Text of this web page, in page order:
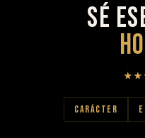
SÉ
CARÁCTER